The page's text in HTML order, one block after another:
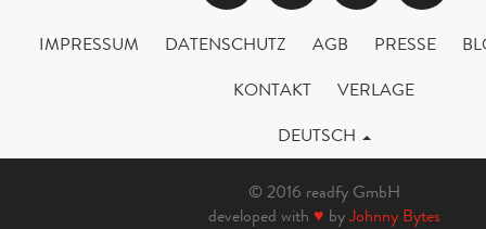
IMPRESSUM DATENSCHUTZ AGB PRESSE
KONTAKT
VERLAGE
DEUTSCH
© 2016 readfy GmbH
developed with ♥ byJohnny Bytes